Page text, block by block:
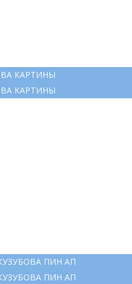
КАРТИНЫ
КАРТИНЫ
ПИН АП
ПИН АП